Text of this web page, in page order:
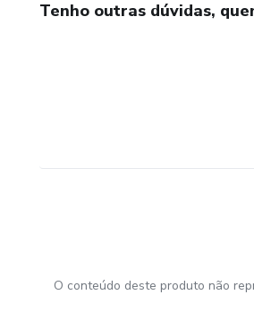
Tenho outras dúvidas,
O conteúdo deste produto não